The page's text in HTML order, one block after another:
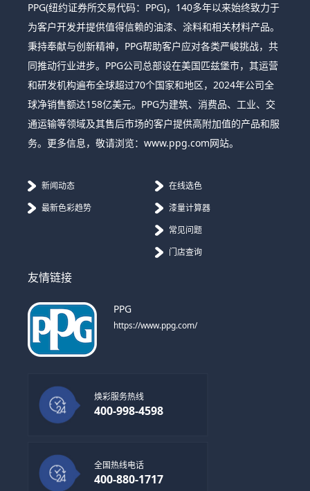
PPG(纽约证券所交易代码：PPG)，140多年以来始终致力于
为客户开发并提供值得信赖的油漆、涂料和相关材料产品。
秉持奉献与创新精神，PPG帮助客户应对各类严峻挑战，共
同推动行业进步。PPG公司总部设在美国匹兹堡市，其运营
和研发机构遍布全球超过70个国家和地区，2024年公司全
球净销售额达158亿美元。PPG为建筑、消费品、工业、交
通运输等领域及其售后市场的客户提供高附加值的产品和服
务。更多信息，敬请浏览：www.ppg.com网站。
新闻动态
最新色彩趋势
在线选色
漆量计算器
常见问题
门店查询
友情链接
PPG
https://www.ppg.com/
焕彩服务热线
400-998-4598
全国热线电话
400-880-1717